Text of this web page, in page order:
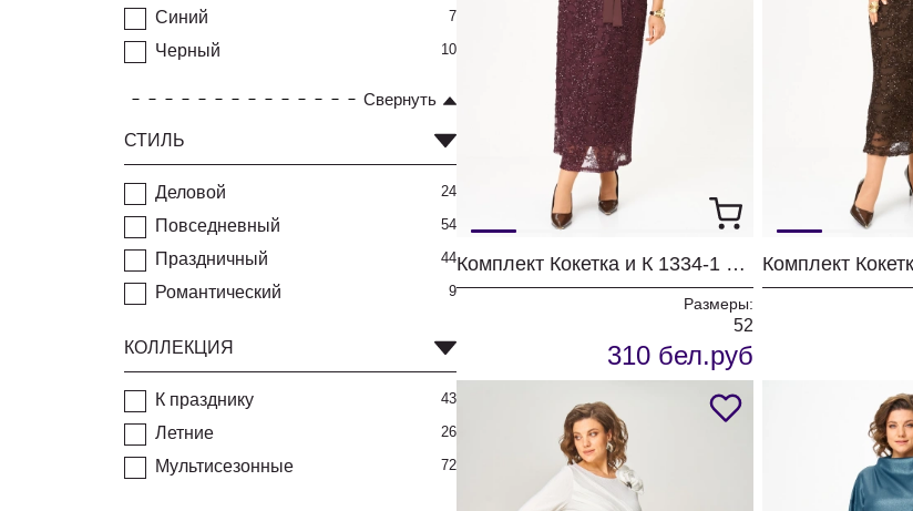
Синий 7
Черный 10
Свернуть
СТИЛЬ
Деловой 24
Повседневный 54
Праздничный 44
Романтический 9
КОЛЛЕКЦИЯ
К празднику 43
Летние 26
Мультисезонные 72
Комплект Кокетка и К 1334-1 бордовый
Размеры:
52
310 бел.руб